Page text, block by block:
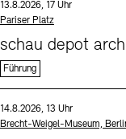
Datum und Uhrzeit:
13.8.2026, 17 Uhr
Standort
Pariser Platz
schau depot
Führung
Datum und Uhrzeit:
14.8.2026, 13 Uhr
Standort
Brecht-Weigel-Museum,